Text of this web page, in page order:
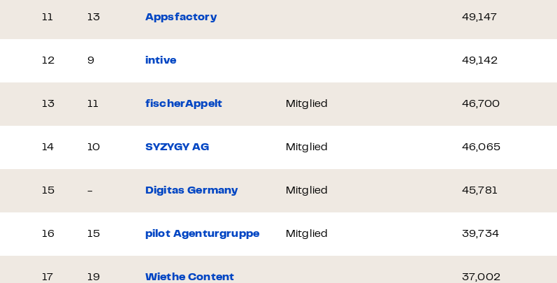
11 13 Appsfactory 49,147
12 9 intive 49,142
13 11 fischerAppelt Mitglied 46,700
14 10 SYZYGY AG Mitglied 46,065
15 - Digitas Germany Mitglied 45,781
16 15 pilot Agenturgruppe Mitglied 39,734
17 19 Wiethe Content 37,002